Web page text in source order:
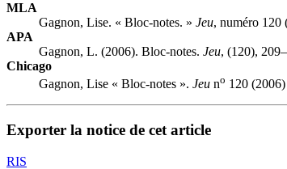
MLA
Gagnon, Lise. « Bloc-notes. » Jeu, numéro 120
APA
Gagnon, L. (2006). Bloc-notes. Jeu, (120),
Chicago
Gagnon, Lise « Bloc-notes ». Jeu no 120
Exporter la notice de cet article
RIS